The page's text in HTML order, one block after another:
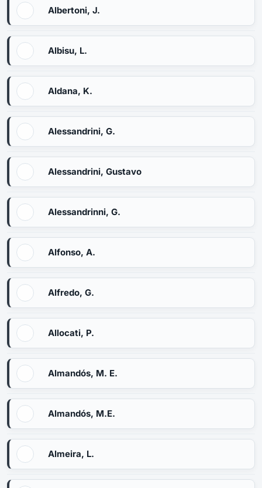
Albertoni, J.
Albisu, L.
Aldana, K.
Alessandrini, G.
Alessandrini, Gustavo
Alessandrinni, G.
Alfonso, A.
Alfredo, G.
Allocati, P.
Almandós, M. E.
Almandós, M.E.
Almeira, L.